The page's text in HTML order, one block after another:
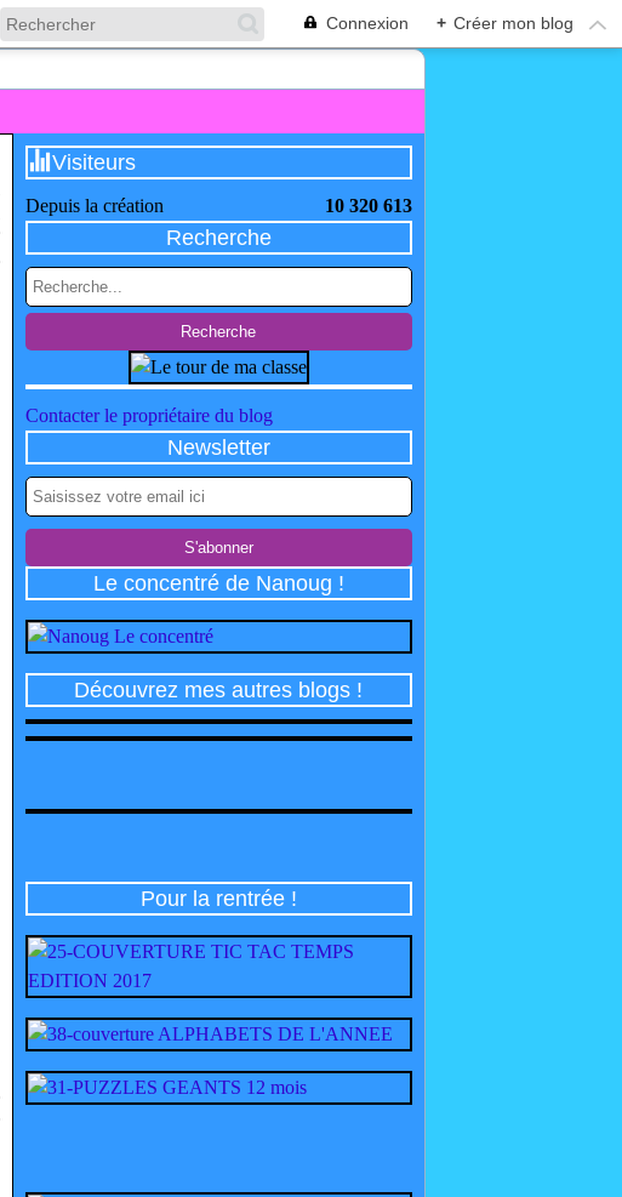
Connexion + Créer mon blog
Visiteurs
Depuis la création 10 320 613
Recherche
Contacter le propriétaire du blog
Newsletter
Le concentré de Nanoug !
Découvrez mes autres blogs !
Pour la rentrée !